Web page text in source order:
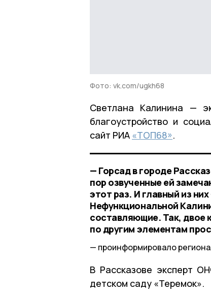
Фото: vk.com/ugkh68
Светлана Калинина —
благоустройство и
сайт РИА «ТОП68».
— Горсад в городе
пор озвученные ей
этот раз. И главный из
Нефункциональной
составляющие. Так, двое
по другим элементам
проинформировало
В Рассказове эксперт
детском саду «Теремок».